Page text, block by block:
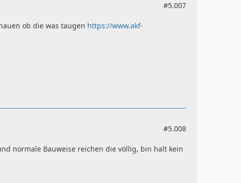
#5.007
ob die was taugen https://www.akf-
#5.008
normale Bauweise reichen die völlig, bin halt kein